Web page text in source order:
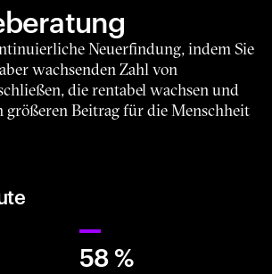
Neuerfindung, indem Sie
wachsenden Zahl von
die rentabel wachsen und
größeren Beitrag für die Menschheit
58 %